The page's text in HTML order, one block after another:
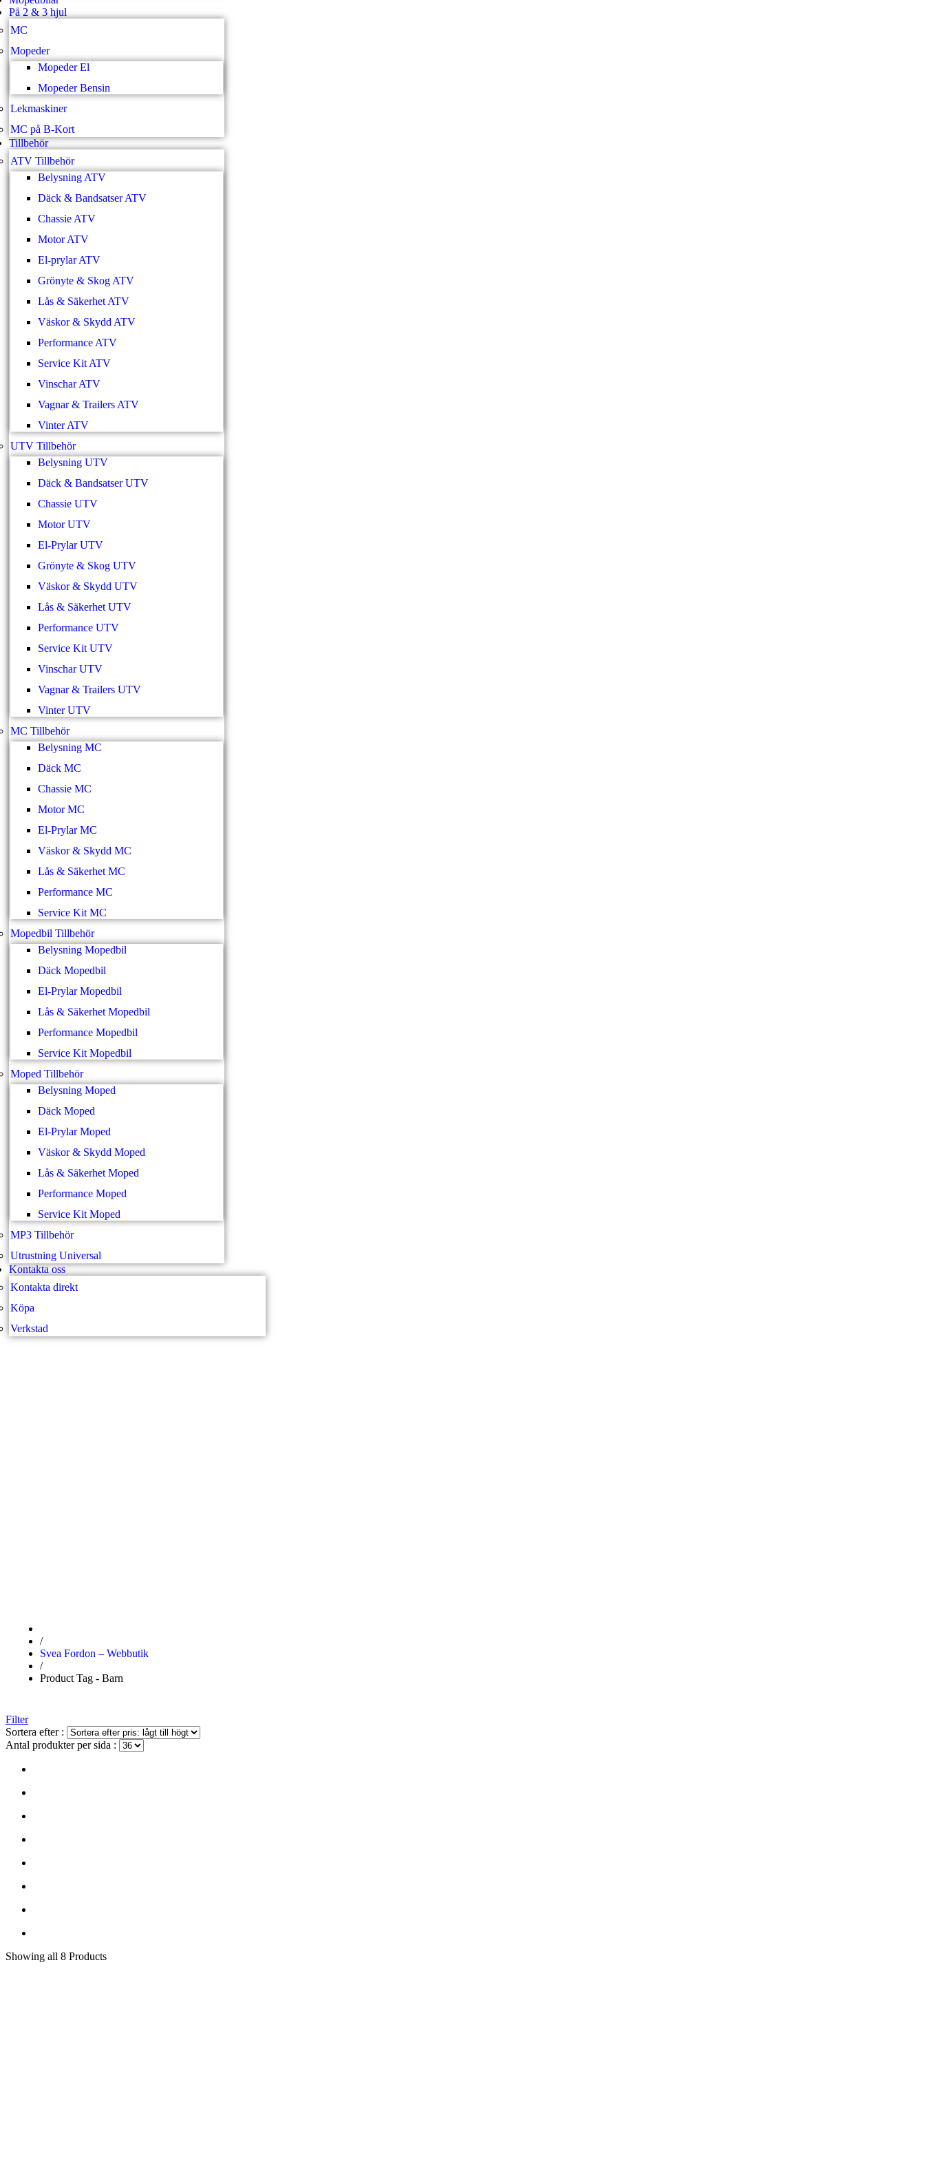
På 2 & 3 hjul
MC
Mopeder
Mopeder El
Mopeder Bensin
Lekmaskiner
MC på B-Kort
Tillbehör
ATV Tillbehör
Belysning ATV
Däck & Bandsatser ATV
Chassie ATV
Motor ATV
El-prylar ATV
Grönyte & Skog ATV
Lås & Säkerhet ATV
Väskor & Skydd ATV
Performance ATV
Service Kit ATV
Vinschar ATV
Vagnar & Trailers ATV
Vinter ATV
UTV Tillbehör
Belysning UTV
Däck & Bandsatser UTV
Chassie UTV
Motor UTV
El-Prylar UTV
Grönyte & Skog UTV
Väskor & Skydd UTV
Lås & Säkerhet UTV
Performance UTV
Service Kit UTV
Vinschar UTV
Vagnar & Trailers UTV
Vinter UTV
MC Tillbehör
Belysning MC
Däck MC
Chassie MC
Motor MC
El-Prylar MC
Väskor & Skydd MC
Lås & Säkerhet MC
Performance MC
Service Kit MC
Mopedbil Tillbehör
Belysning Mopedbil
Däck Mopedbil
El-Prylar Mopedbil
Lås & Säkerhet Mopedbil
Performance Mopedbil
Service Kit Mopedbil
Moped Tillbehör
Belysning Moped
Däck Moped
El-Prylar Moped
Väskor & Skydd Moped
Lås & Säkerhet Moped
Performance Moped
Service Kit Moped
MP3 Tillbehör
Utrustning Universal
Kontakta oss
Kontakta direkt
Köpa
Verkstad
/
Svea Fordon – Webbutik
/
Product Tag - Barn
Filter
Sortera efter :
Antal produkter per sida :
Showing all 8 Products